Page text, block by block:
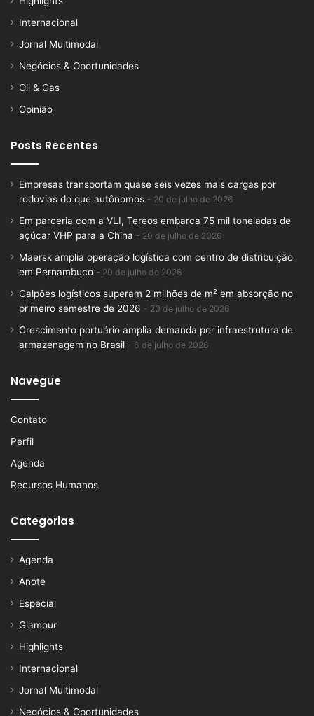
Internacional
Jornal Multimodal
Negócios & Oportunidades
Oil & Gas
Opinião
Posts Recentes
Empresas transportam quase seis vezes mais cargas por
rodovias do que autônomos
20 de julho de 2026
Em parceria com a VLI, Tereos embarca 75 mil toneladas de
açúcar VHP para a China
20 de julho de 2026
Maersk amplia operação logística com centro de distribuição
em Pernambuco
20 de julho de 2026
Galpões logísticos superam 2 milhões de m² em absorção no
primeiro semestre de 2026
20 de julho de 2026
Crescimento portuário amplia demanda por infraestrutura de
armazenagem no Brasil
6 de julho de 2026
Navegue
Contato
Perfil
Agenda
Recursos Humanos
Categorias
Agenda
Anote
Especial
Glamour
Highlights
Internacional
Jornal Multimodal
Negócios & Oportunidades